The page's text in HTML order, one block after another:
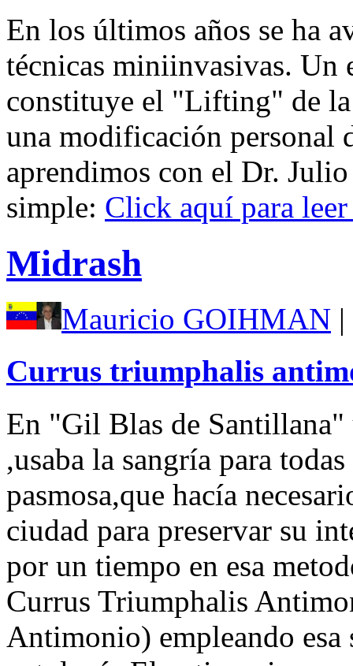
En los últimos años se ha
técnicas miniinvasivas. Un
constituye el "Lifting" de
una modificación personal
aprendimos con el Dr.
simple: Click aquí para
Midrash
Mauricio GOIHMAN
Currus triumphalis
En "Gil Blas de Santillana"
,usaba la sangría para
pasmosa,que hacía
ciudad para preservar su
por un tiempo en esa
Currus Triumphalis
Antimonio) empleando esa